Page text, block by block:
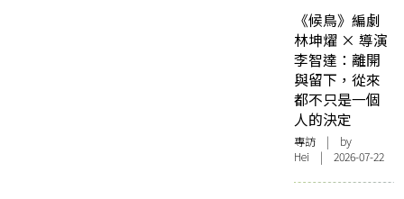
《候鳥》編劇
林坤燿 × 導演
李智達：離開
與留下，從來
都不只是一個
人的決定
專訪 | by
Hei | 2026-07-22